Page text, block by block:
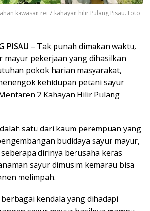
kawasan rei 7 kahayan hilir Pulang Pisau. Foto
PISAU – Tak punah dimakan waktu,
mayur pekerjaan yang dihasilkan
pokok harian masyarakat,
kehidupan petani sayur
2 Kahayan Hilir Pulang
satu dari kaum perempuan yang
budidaya sayur mayur,
dirinya berusaha keras
sayur dimusim kemarau bisa
melimpah.
kendala yang dihadapi